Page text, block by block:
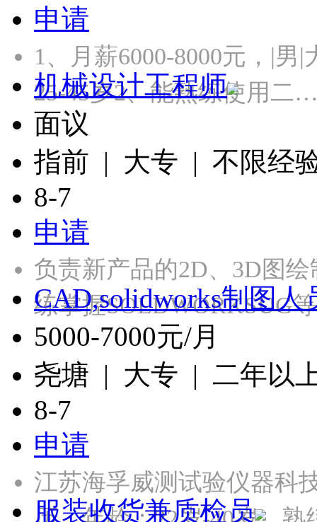
申请
1、月薪6000-8000元，|
25-45岁2、能熟练使用
机械设计工程师
面议
指前 | 大专 | 不限经
8-7
申请
负责新产品的2D、3D图
练掌握
CAD,solidworks制图人
5000-7000元/月
尧塘 | 大专 | 二年以
8-7
申请
江苏海孚威测试验仪器科
服装收货兼质检员